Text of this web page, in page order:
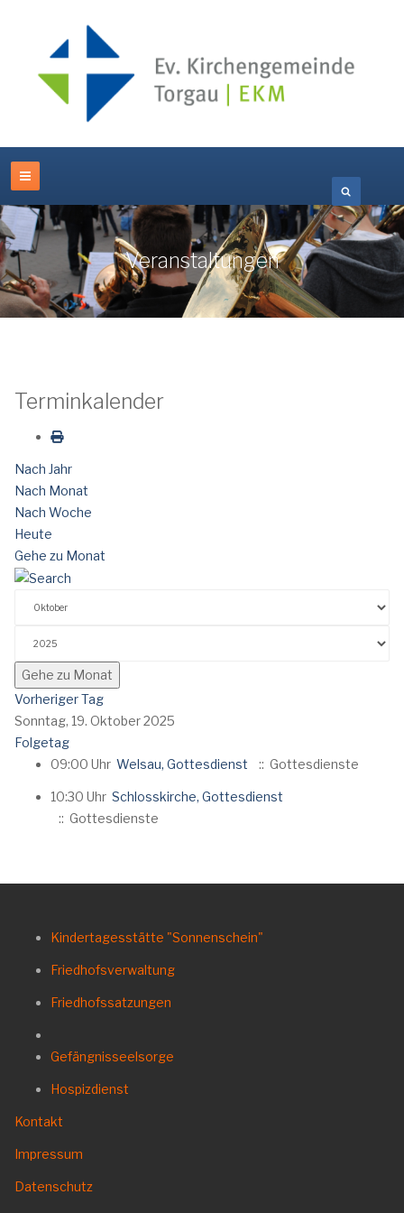
Veranstaltungen
Terminkalender
Nach Jahr
Nach Monat
Nach Woche
Heute
Gehe zu Monat
Gehe zu Monat
Vorheriger Tag
Sonntag, 19. Oktober 2025
Folgetag
09:00 Uhr Welsau, Gottesdienst :: Gottesdienste
10:30 Uhr Schlosskirche, Gottesdienst
:: Gottesdienste
Kindertagesstätte "Sonnenschein"
Friedhofsverwaltung
Friedhofssatzungen
Gefängnisseelsorge
Hospizdienst
Kontakt
Impressum
Datenschutz